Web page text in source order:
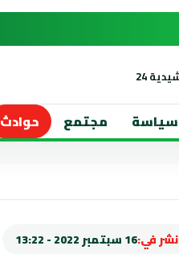
سياسة مجتمع حوادث
نشر في:16 سبتمبر 2022 - 13:22